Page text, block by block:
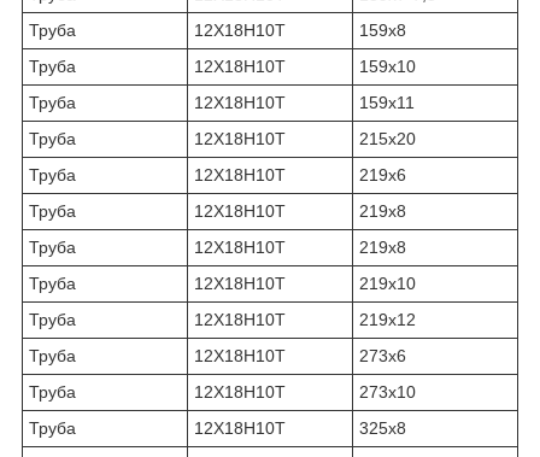
Труба
12Х18Н10Т
159х8
Труба
12Х18Н10Т
159х10
Труба
12Х18Н10Т
159х11
Труба
12Х18Н10Т
215х20
Труба
12Х18Н10Т
219х6
Труба
12Х18Н10Т
219х8
Труба
12Х18Н10Т
219х8
Труба
12Х18Н10Т
219х10
Труба
12Х18Н10Т
219х12
Труба
12Х18Н10Т
273х6
Труба
12Х18Н10Т
273х10
Труба
12Х18Н10Т
325х8